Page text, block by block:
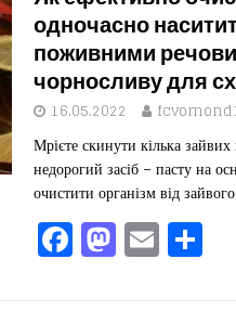
b
o
o
k
d
o
n
ис
я
одночасно
поживними
чорносливу для
16.05.2022
Мрієте скинути кілька
недорогий засіб – пасту на
очистити організм від
F
a
M
a
E
m